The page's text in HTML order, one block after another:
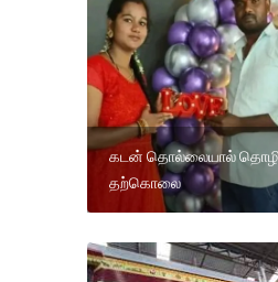
கடன் தொல்லையால்
தற்கொலை